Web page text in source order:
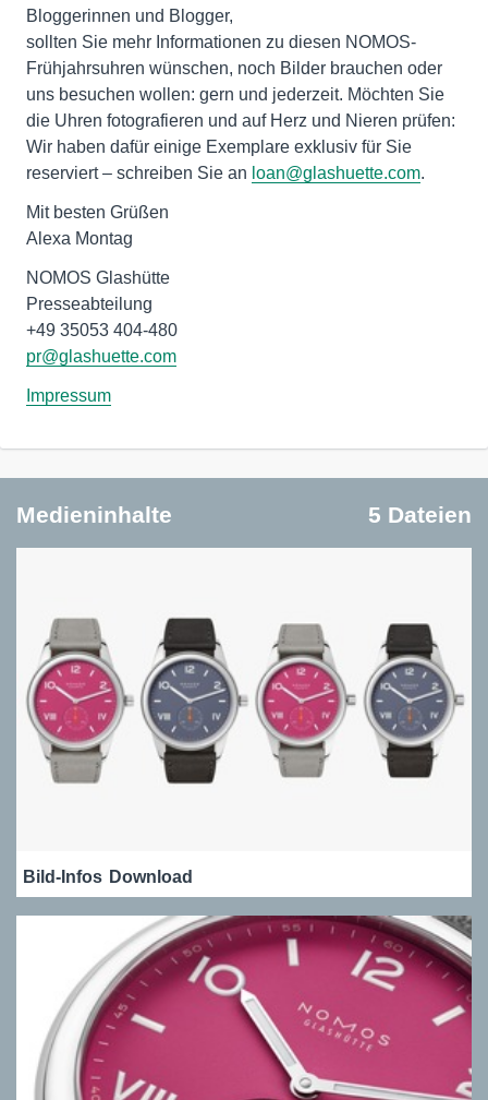
Bloggerinnen und Blogger,
sollten Sie mehr Informationen zu diesen NOMOS-
Frühjahrsuhren wünschen, noch Bilder brauchen oder
uns besuchen wollen: gern und jederzeit. Möchten Sie
die Uhren fotografieren und auf Herz und Nieren prüfen:
Wir haben dafür einige Exemplare exklusiv für Sie
reserviert – schreiben Sie an loan@glashuette.com.
Mit besten Grüßen
Alexa Montag
NOMOS Glashütte
Presseabteilung
pr@glashuette.com
Impressum
Medieninhalte 5 Dateien
Bild-Infos Download